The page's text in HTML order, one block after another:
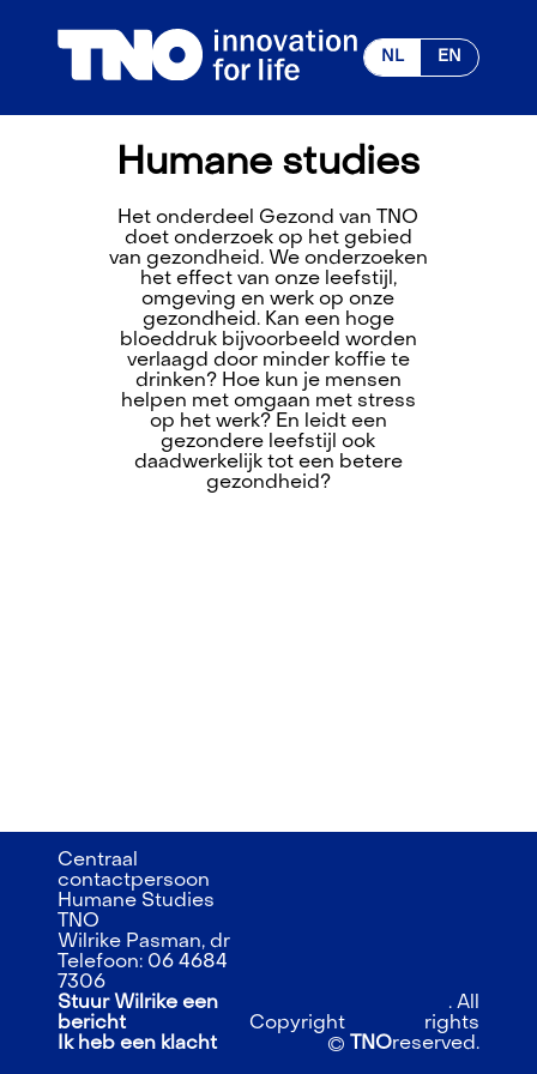
NL EN
Humane studies
Het onderdeel Gezond van TNO
doet onderzoek op het gebied
van gezondheid. We onderzoeken
het effect van onze leefstijl,
omgeving en werk op onze
gezondheid. Kan een hoge
bloeddruk bijvoorbeeld worden
verlaagd door minder koffie te
drinken? Hoe kun je mensen
helpen met omgaan met stress
op het werk? En leidt een
gezondere leefstijl ook
daadwerkelijk tot een betere
gezondheid?
Centraal
contactpersoon
Humane Studies
TNO
Wilrike Pasman, dr
Telefoon: 06 4684
7306
Stuur Wilrike een
bericht
Ik heb een klacht
Copyright
©
TNO
. All
rights
reserved.